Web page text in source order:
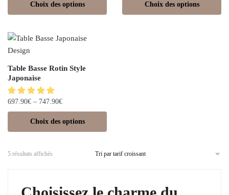
Choix des options Choix des options
Table Basse Rotin Style
Japonaise
697.90€ – 747.90€
Choix des options
5 résultats affichés